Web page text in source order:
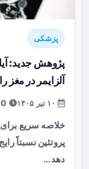
پزشکی
پژوهش جدید: آیا
آلزایمر در مغز
خلاصه سریع
پروتئین نسبتاً
دهد…